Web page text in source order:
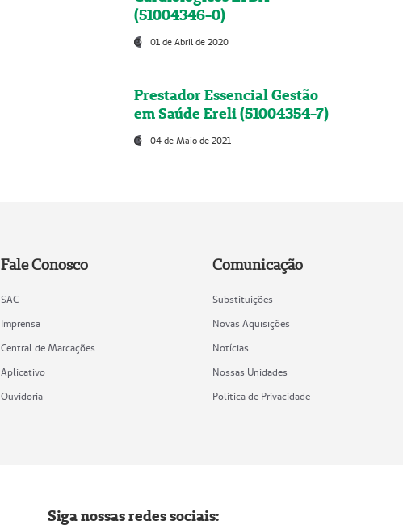
(51004346-0)
01 de Abril de 2020
Prestador Essencial Gestão
em Saúde Ereli (51004354-7)
04 de Maio de 2021
Fale Conosco
SAC
Imprensa
Central de Marcações
Aplicativo
Ouvidoria
Comunicação
Substituições
Novas Aquisições
Notícias
Nossas Unidades
Política de Privacidade
Siga nossas redes sociais: